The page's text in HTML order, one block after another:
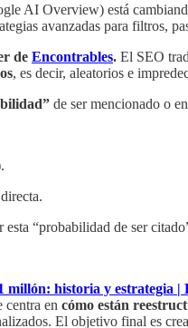
AI Overview) está
avanzadas para filtros,
de Encontrables. El SEO
, es decir, aleatorios e
de ser mencionado o
“probabilidad de ser
millón: historia y estrategia |
centra en cómo están
El objetivo final es